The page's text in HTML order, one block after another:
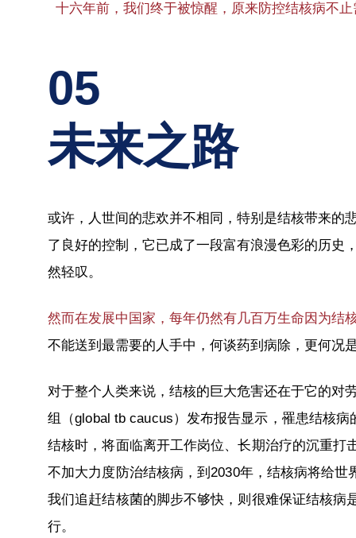
十六年前，我们终于被惊醒，原来防控结核病不
05
未来之路
或许，人世间的悲欢并不相同，特别是结核带来的
了良好的控制，它已成了一段富有浪漫色彩的历史
然轻叹。
然而在发展中国家，每年仍然有几百万生命因为结
不能送到最需要的人手中，何谈药到病除，更何况
对于整个人类来说，结核的巨大危害还在于它的对
组
（global tb caucus） 发布报告显示，罹患结核
结核时，将面临离开工作岗位、长期治疗的沉重打
不加大力度防治结核病，到2030年，结核病将给
我们追赶结核菌的脚步不够快，则很难保证结核病
行。